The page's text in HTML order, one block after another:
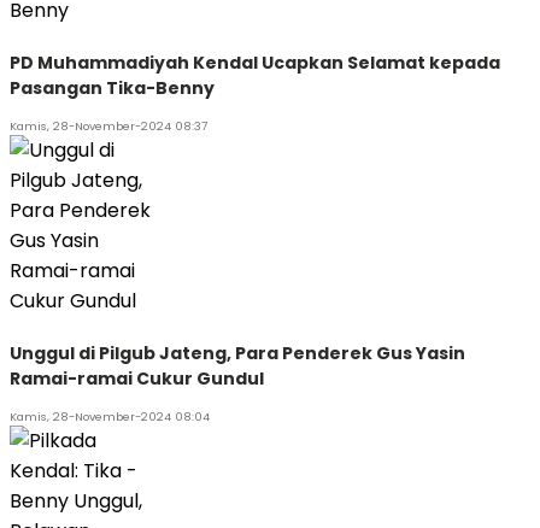
PD Muhammadiyah Kendal Ucapkan Selamat kepada
Pasangan Tika-Benny
Kamis, 28-November-2024 08:37
Unggul di Pilgub Jateng, Para Penderek Gus Yasin
Ramai-ramai Cukur Gundul
Kamis, 28-November-2024 08:04